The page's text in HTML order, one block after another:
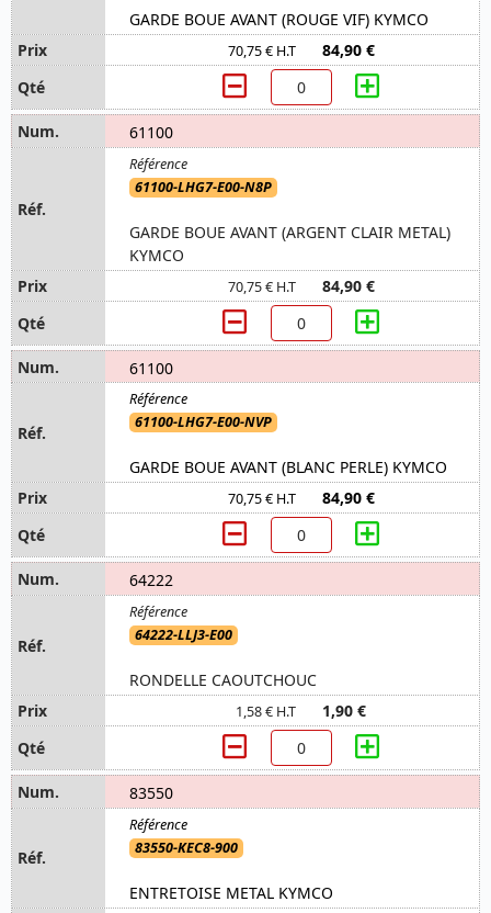
GARDE BOUE AVANT (ROUGE VIF) KYMCO
70,75 € H.T 84,90 €
61100
61100-LHG7-E00-N8P
GARDE BOUE AVANT (ARGENT CLAIR METAL)
KYMCO
70,75 € H.T 84,90 €
61100
61100-LHG7-E00-NVP
GARDE BOUE AVANT (BLANC PERLE) KYMCO
70,75 € H.T 84,90 €
64222
64222-LLJ3-E00
RONDELLE CAOUTCHOUC
1,58 € H.T 1,90 €
83550
83550-KEC8-900
ENTRETOISE METAL KYMCO